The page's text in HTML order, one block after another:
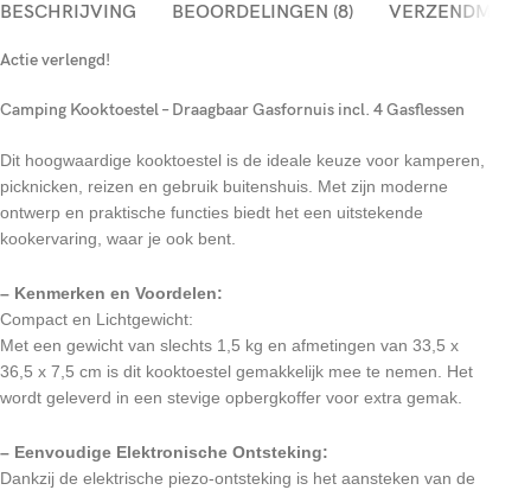
BESCHRIJVING BEOORDELINGEN (8)
Actie verlengd!
Camping Kooktoestel – Draagbaar Gasfornuis incl. 4 Gasflessen
Dit hoogwaardige kooktoestel is de ideale keuze voor kamperen,
picknicken, reizen en gebruik buitenshuis. Met zijn moderne
ontwerp en praktische functies biedt het een uitstekende
kookervaring, waar je ook bent.
– Kenmerken en Voordelen:
Compact en Lichtgewicht:
Met een gewicht van slechts 1,5 kg en afmetingen van 33,5 x
36,5 x 7,5 cm is dit kooktoestel gemakkelijk mee te nemen. Het
wordt geleverd in een stevige opbergkoffer voor extra gemak.
– Eenvoudige Elektronische Ontsteking:
Dankzij de elektrische piezo-ontsteking is het aansteken van de